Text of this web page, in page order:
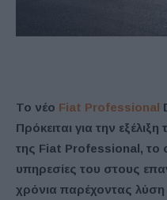
Το νέο Fiat Professional
Πρόκειται για την
της Fiat Professional, το
υπηρεσίες του στους
χρόνια παρέχοντας λύση